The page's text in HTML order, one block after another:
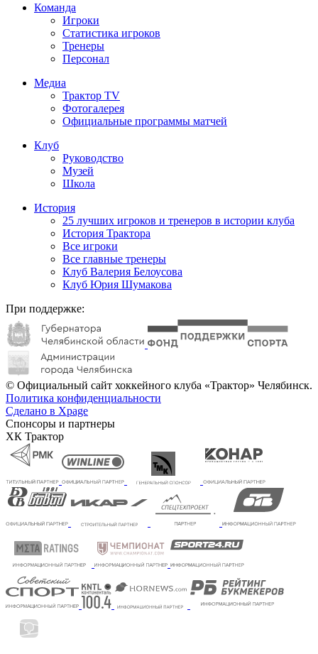
Команда
Игроки
Статистика игроков
Тренеры
Персонал
Медиа
Трактор TV
Фотогалерея
Официальные программы матчей
Клуб
Руководство
Музей
Школа
История
25 лучших игроков и тренеров в истории клуба
История Трактора
Все игроки
Все главные тренеры
Клуб Валерия Белоусова
Клуб Юрия Шумакова
При поддержке:
© Официальный сайт хоккейного клуба «Трактор» Челябинск.
Политика конфиденциальности
Сделано в Xpage
Спонсоры и партнеры
ХК Трактор